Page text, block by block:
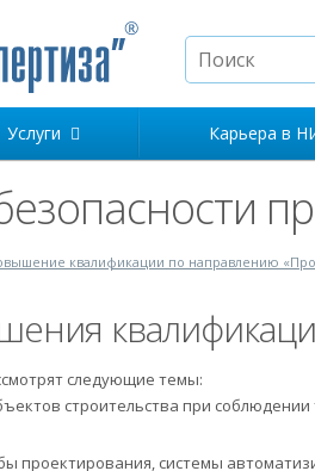
Услуги Карьера в
квалификации по направлению
следующие темы:
строительства при
проектирования, системы